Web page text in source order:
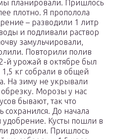
планировали. Пришлось
плотно. Я прополола
– разводили 1 литр
и подливали раствор
замульчировали,
Повторили полив
й урожай в октябре был
кг собрали в общей
На зиму не укрывали
Морозы у нас
бывают, так что
сохранился. До начала
удобрение. Кусты пошли в
доходили. Пришлось